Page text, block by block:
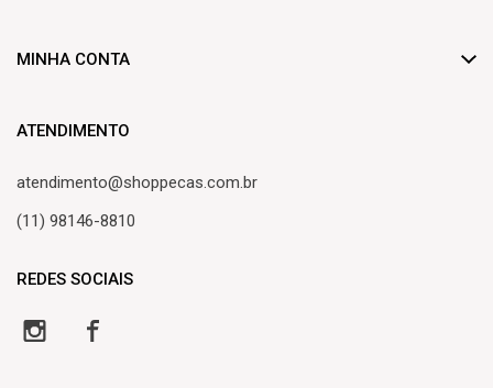
Central de atendimento
MINHA CONTA
Meus Pedidos
Lista de Desejos
ATENDIMENTO
atendimento@shoppecas.com.br
(11) 98146-8810
REDES SOCIAIS